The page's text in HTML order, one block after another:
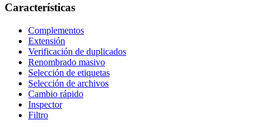
Características
Complementos
Extensión
Verificación de duplicados
Renombrado masivo
Selección de etiquetas
Selección de archivos
Cambio rápido
Inspector
Filtro